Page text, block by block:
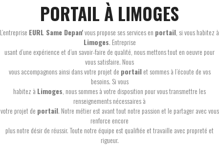
PORTAIL À LIMOGES
L’entreprise EURL Same Depan'vous propose ses services en portail, si vous habitez à
Limoges. Entreprise
usant d’une expérience et d’un savoir-faire de qualité, nous mettons tout en oeuvre pour
vous satisfaire. Nous
vous accompagnons ainsi dans votre projet de portailet sommes à l’écoute de vos
besoins. Si vous
habitez à Limoges, nous sommes à votre disposition pour vous transmettre les
renseignements nécessaires à
votre projet de portail. Notre métier est avant tout notre passion et le partager avec vous
renforce encore
plus notre désir de réussir. Toute notre équipe est qualifiée et travaille avec propreté et
rigueur.